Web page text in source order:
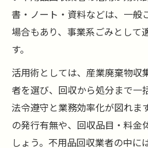
書・ノート・資料などは、一般
場合もあり、事業系ごみとして
す。
活用術としては、産業廃棄物収
者を選び、回収から処分まで一
法令遵守と業務効率化が図れま
の発行有無や、回収品目・料金
しょう。不用品回収業者の中に